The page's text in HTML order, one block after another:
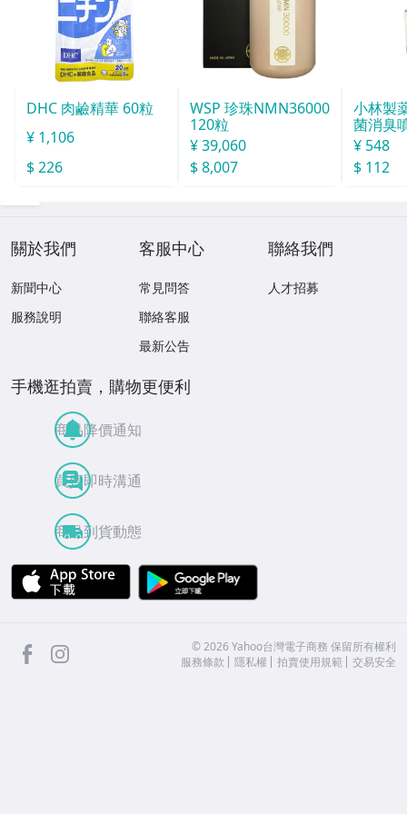
DHC 肉鹼精華 60粒
¥ 1,106
$ 226
WSP 珍珠NMN36000
120粒
¥ 39,060
$ 8,007
小林製
菌消臭
¥ 548
$ 112
關於我們
新聞中心
服務說明
客服中心
常見問答
聯絡客服
最新公告
聯絡我們
人才招募
手機逛拍賣，購物更便利
商品降價通知
買賣即時溝通
商品到貨動態
APP Store
facebook ©2026 Yahoo台灣電子商務 保留所有權利
服務條款
隱私權 拍賣使用規範 交易安全